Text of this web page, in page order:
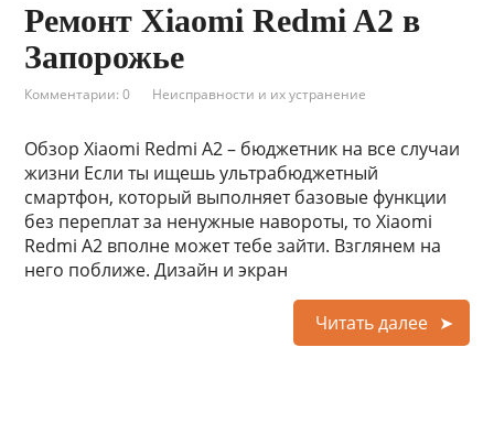
Ремонт Xiaomi Redmi A2 в
Запорожье
Комментарии: 0 Неисправности и их устранение
Обзор Xiaomi Redmi A2 – бюджетник на все случаи
жизни Если ты ищешь ультрабюджетный
смартфон, который выполняет базовые функции
без переплат за ненужные навороты, то Xiaomi
Redmi A2 вполне может тебе зайти. Взглянем на
него поближе. Дизайн и экран
Читать далее